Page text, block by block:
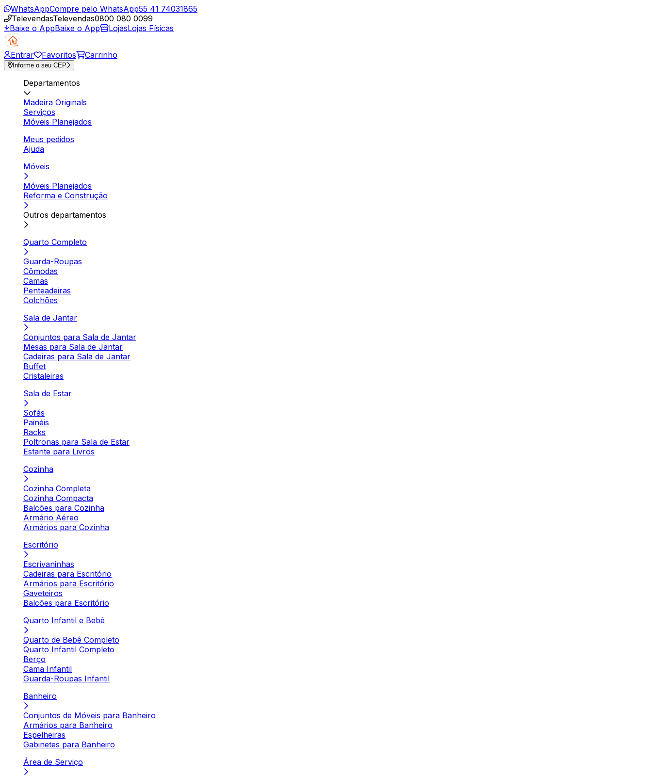
WhatsAppCompre pelo WhatsApp55 41 74031865
TelevendasTelevendas0800 080 0099
Baixe o AppBaixe o App LojasLojas Físicas
Entrar Favoritos Carrinho
Informe o seu CEP
Departamentos
Madeira Originals
Serviços
Móveis Planejados
Meus pedidos
Ajuda
Móveis
Móveis Planejados
Reforma e Construção
Outros departamentos
Quarto Completo
Guarda-Roupas
Cômodas
Camas
Penteadeiras
Colchões
Sala de Jantar
Conjuntos para Sala de Jantar
Mesas para Sala de Jantar
Cadeiras para Sala de Jantar
Buffet
Cristaleiras
Sala de Estar
Sofás
Painéis
Racks
Poltronas para Sala de Estar
Estante para Livros
Cozinha
Cozinha Completa
Cozinha Compacta
Balcões para Cozinha
Armário Aéreo
Armários para Cozinha
Escritório
Escrivaninhas
Cadeiras para Escritório
Armários para Escritório
Gaveteiros
Balcões para Escritório
Quarto Infantil e Bebê
Quarto de Bebê Completo
Quarto Infantil Completo
Berço
Cama Infantil
Guarda-Roupas Infantil
Banheiro
Conjuntos de Móveis para Banheiro
Armários para Banheiro
Espelheiras
Gabinetes para Banheiro
Área de Serviço